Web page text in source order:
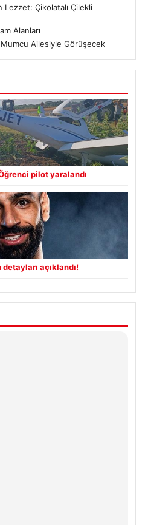
Lezzet: Çikolatalı Çilekli
Alanları
Ailesiyle Görüşecek
pilot yaralandı
açıklandı!